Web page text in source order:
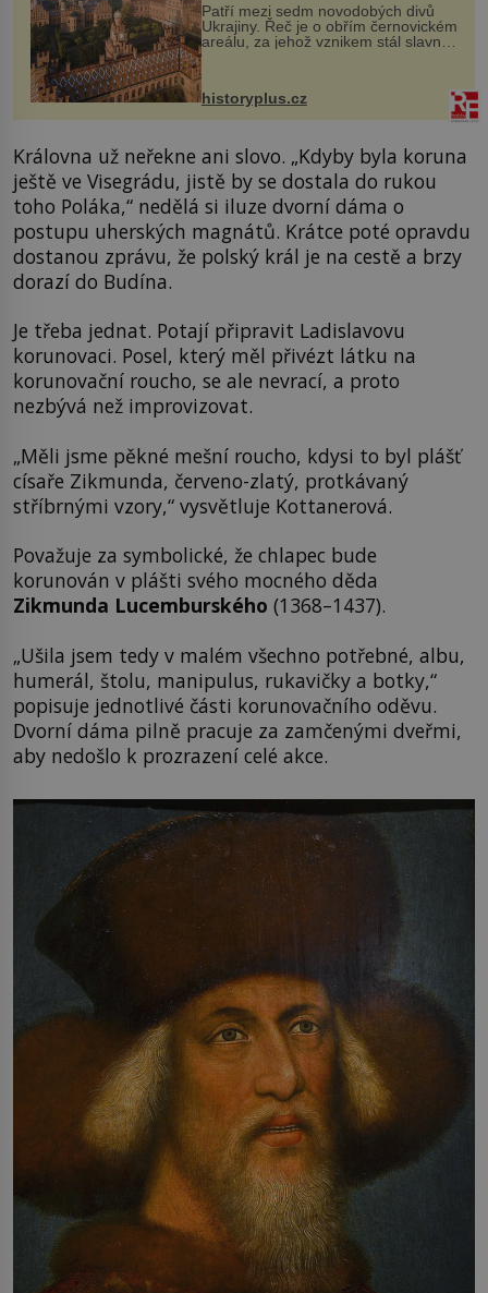
Patří mezi sedm novodobých divů
Ukrajiny. Řeč je o obřím černovickém
areálu, za jehož vznikem stál slavný
český architekt Josef Hlávka. Ten si
na něm dal mimořádně záležet. Jeho
historyplus.cz
Královna už neřekne ani slovo. „Kdyby byla koruna
ještě ve Visegrádu, jistě by se dostala do rukou
toho Poláka,“ nedělá si iluze dvorní dáma o
postupu uherských magnátů. Krátce poté opravdu
dostanou zprávu, že polský král je na cestě a brzy
dorazí do Budína.
Je třeba jednat. Potají připravit Ladislavovu
korunovaci. Posel, který měl přivézt látku na
korunovační roucho, se ale nevrací, a proto
nezbývá než improvizovat.
„Měli jsme pěkné mešní roucho, kdysi to byl plášť
císaře Zikmunda, červeno-zlatý, protkávaný
stříbrnými vzory,“ vysvětluje Kottanerová.
Považuje za symbolické, že chlapec bude
korunován v plášti svého mocného děda
Zikmunda Lucemburského (1368–1437).
„Ušila jsem tedy v malém všechno potřebné, albu,
humerál, štolu, manipulus, rukavičky a botky,“
popisuje jednotlivé části korunovačního oděvu.
Dvorní dáma pilně pracuje za zamčenými dveřmi,
aby nedošlo k prozrazení celé akce.